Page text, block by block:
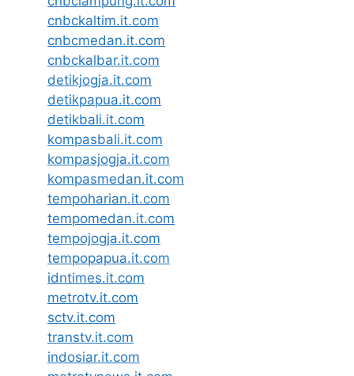
cnbckaltim.it.com
cnbcmedan.it.com
cnbckalbar.it.com
detikjogja.it.com
detikpapua.it.com
detikbali.it.com
kompasbali.it.com
kompasjogja.it.com
kompasmedan.it.com
tempoharian.it.com
tempomedan.it.com
tempojogja.it.com
tempopapua.it.com
idntimes.it.com
metrotv.it.com
sctv.it.com
transtv.it.com
indosiar.it.com